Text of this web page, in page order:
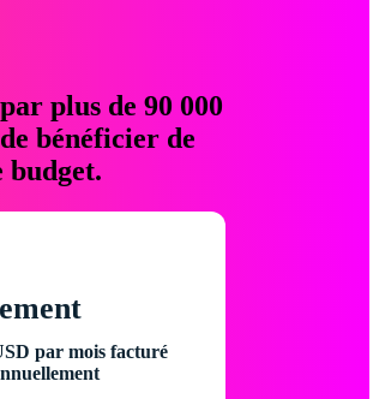
plus de 90 000
bénéficier de
budget.
par mois facturé